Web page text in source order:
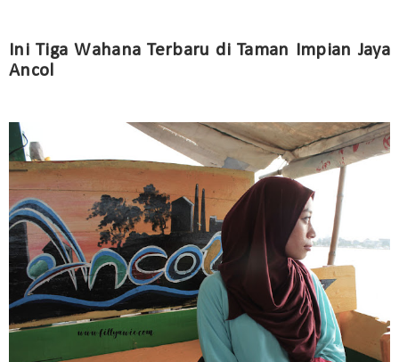
Ini Tiga Wahana Terbaru di Taman Impian Jaya
Ancol